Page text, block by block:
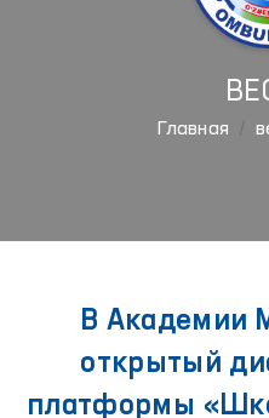
Главная
В Академии
открытый
платформы